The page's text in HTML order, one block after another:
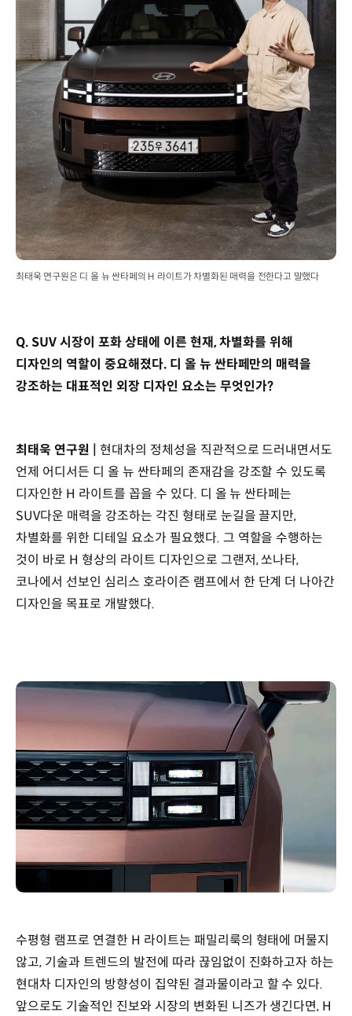
최태욱 연구원은 디 올 뉴 싼타페의 H 라이트가 차별화된 매력을 전한다고 말했다
Q. SUV 시장이 포화 상태에 이른 현재, 차별화를 위해
디자인의 역할이 중요해졌다. 디 올 뉴 싼타페만의 매력을
강조하는 대표적인 외장 디자인 요소는 무엇인가?
최태욱 연구원 |
현대차의 정체성을 직관적으로 드러내면서도
언제 어디서든 디 올 뉴 싼타페의 존재감을 강조할 수 있도록
디자인한 H 라이트를 꼽을 수 있다. 디 올 뉴 싼타페는
SUV다운 매력을 강조하는 각진 형태로 눈길을 끌지만,
차별화를 위한 디테일 요소가 필요했다. 그 역할을 수행하는
것이 바로 H 형상의 라이트 디자인으로 그랜저, 쏘나타,
코나에서 선보인 심리스 호라이즌 램프에서 한 단계 더 나아간
디자인을 목표로 개발했다.
수평형 램프로 연결한 H 라이트는 패밀리룩의 형태에 머물지
않고, 기술과 트렌드의 발전에 따라 끊임없이 진화하고자 하는
현대차 디자인의 방향성이 집약된 결과물이라고 할 수 있다.
앞으로도 기술적인 진보와 시장의 변화된 니즈가 생긴다면, H